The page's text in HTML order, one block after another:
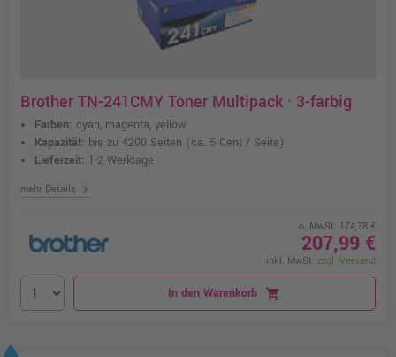
Brother TN-241CMY Toner Multipack · 3-farbig
Farben: cyan, magenta, yellow
Kapazität: bis zu 4200 Seiten (ca. 5 Cent / Seite)
Lieferzeit: 1-2 Werktage
mehr Details chevron_right
o. MwSt. 174,78 €
207,99 €
inkl. MwSt. zzgl. Versand
In den Warenkorb shopping_cart